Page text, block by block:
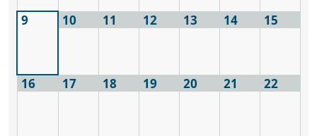
9 10 11 12 13 14 15
16 17 18 19 20 21 22